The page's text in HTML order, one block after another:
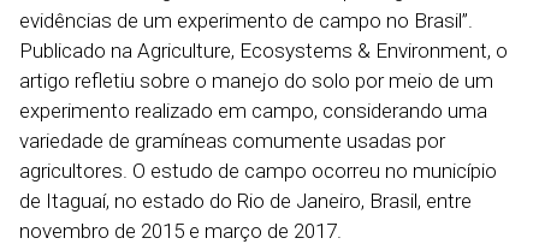
evidências de um experimento de campo no Brasil”.
Publicado na Agriculture, Ecosystems & Environment, o
artigo refletiu sobre o manejo do solo por meio de um
experimento realizado em campo, considerando uma
variedade de gramíneas comumente usadas por
agricultores. O estudo de campo ocorreu no município
de Itaguaí, no estado do Rio de Janeiro, Brasil, entre
novembro de 2015 e março de 2017.